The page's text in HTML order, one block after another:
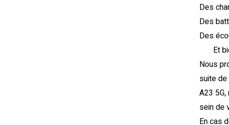
Des
Des
Des
Et
Nous
suite
A23
sein de
En cas